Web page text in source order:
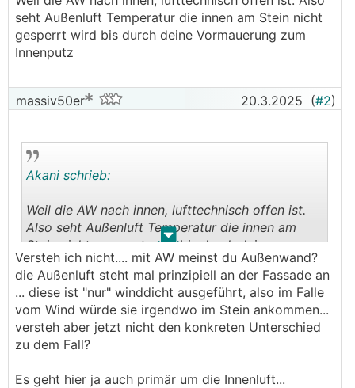
seht Außenluft Temperatur die innen am Stein nicht
gesperrt wird bis durch deine Vormauerung zum
Innenputz
massiv50er 20.3.2025 (#2)
. .
Akani schrieb:
Weil die AW nach innen, lufttechnisch offen ist.
Also seht Außenluft Temperatur die innen am
Stein nicht gesperrt wird bis durch deine
Vormauerung zum Innenputz
Versteh ich nicht.... mit AW meinst du Außenwand?
die Außenluft steht mal prinzipiell an der Fassade an
... diese ist "nur" winddicht ausgeführt, also im Falle
vom Wind würde sie irgendwo im Stein ankommen...
versteh aber jetzt nicht den konkreten Unterschied
zu dem Fall?
Es geht hier ja auch primär um die Innenluft...